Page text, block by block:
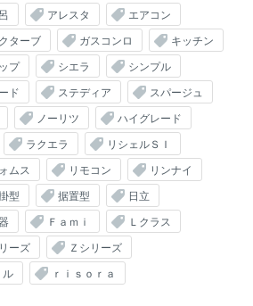
アレスタ
エアコン
ターブ ガスコンロ
キッチン
プ シエラ
シンプル
ド ステディア
スパージュ
ノーリツ
ハイグレード
ラクエラ
リシェルＳＩ
ムス リモコン
リンナイ
型 据置型
日立
Ｆａｍｉ
Ｌクラス
ーズ
Ｚシリーズ
ル
ｒｉｓｏｒａ